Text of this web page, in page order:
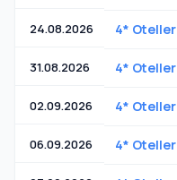
24.08.2026 4* Oteller
31.08.2026 4* Oteller
02.09.2026 4* Oteller
06.09.2026 4* Oteller